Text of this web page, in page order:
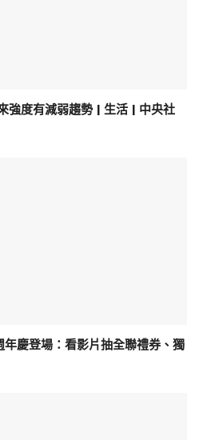
度有減弱趨勢 | 生活 | 中央社
慶登場：看影片抽全聯禮券、獨